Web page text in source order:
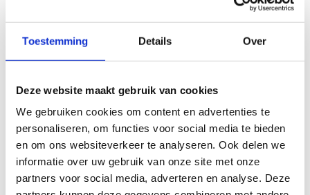
Toestemming Details Over
Deze website maakt gebruik van cookies
We gebruiken cookies om content en advertenties te
personaliseren, om functies voor social media te bieden
en om ons websiteverkeer te analyseren. Ook delen we
informatie over uw gebruik van onze site met onze
partners voor social media, adverteren en analyse. Deze
verbeteren. Ook commercieel kan het je bedrijf iets
opleveren. Wie bijvoorbeeld zijn werknemers uitdost in
een leuke bedrijfsoutfit, maakt zonder veel moeite heel
Ga op zoek naar een sportcompetitie voor jouw bedrijf en
doe mee!
Ontdek de bedrijfssportcompetities op de website van
Fros
Bekijk de sporteventkalender van Golazo